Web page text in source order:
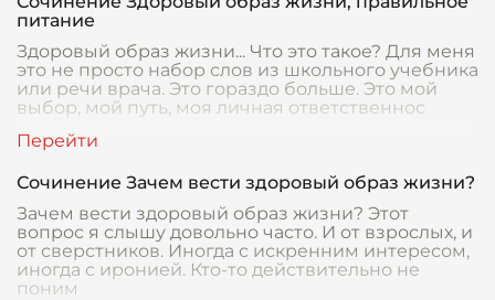
питание
Здоровый образ жизни... Что это такое? Для меня
это не просто набор слов из школьного учебника
или речи врача. Это гораздо больше. Это мой
выбор, мой путь, моя личная ответственнос
Сочинение Зачем вести здоровый образ жизни?
Зачем вести здоровый образ жизни? Этот
вопрос я слышу довольно часто. И от взрослых, и
от сверстников. Иногда с искренним интересом,
иногда с иронией. Кто-то действительно не
поним